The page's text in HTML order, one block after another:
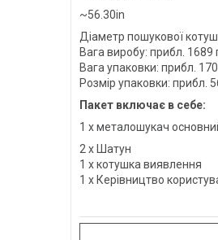
~56.30in
Діаметр пошукової
Вага виробу: прибл. 1689
Вага упаковки: прибл.
Розмір упаковки: прибл.
Пакет включає в себе:
1 х металошукач
2 х Шатун
1 х котушка виявлення
1 х Керівництво